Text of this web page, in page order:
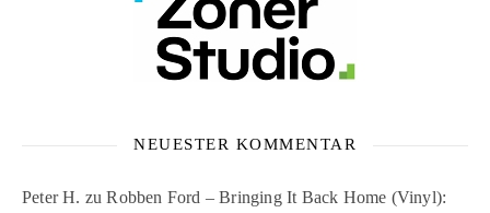
NEUESTER KOMMENTAR
Peter H. zuRobben Ford – Bringing It Back Home (Vinyl):